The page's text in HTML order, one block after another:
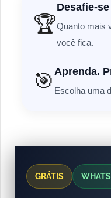
🏆
Desafie-
Quanto mais
você fica.
🎯 Aprenda.
Escolha uma
GRÁTIS